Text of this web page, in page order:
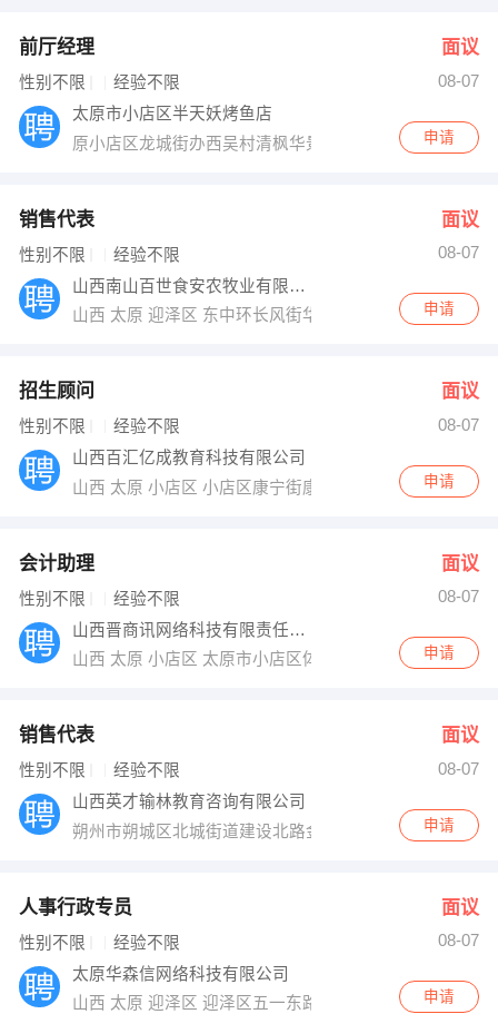
前厅经理 面议
性别不限 经验不限
08-07
太原市小店区半天妖烤鱼店
原小店区龙城街办西吴村清枫华景小区C座2单元20层
申请
销售代表 面议
性别不限 经验不限
08-07
山西南山百世食安农牧业有限公司
山西 太原 迎泽区 东中环长风街华晋大厦
申请
招生顾问 面议
性别不限 经验不限
08-07
山西百汇亿成教育科技有限公司
山西 太原 小店区 小店区康宁街康宁大厦B座506申请
会计助理 面议
性别不限 经验不限
08-07
山西晋商讯网络科技有限责任公司
山西 太原 小店区 太原市小店区体育路62号永利国际中心
申请
销售代表 面议
性别不限 经验不限
08-07
山西英才输林教育咨询有限公司
朔州市朔城区北城街道建设北路金山怡园2号公寓311
申请
人事行政专员 面议
性别不限 经验不限
08-07
太原华森信网络科技有限公司
山西 太原 迎泽区 迎泽区五一东路万邦迎泽苑a座707
申请